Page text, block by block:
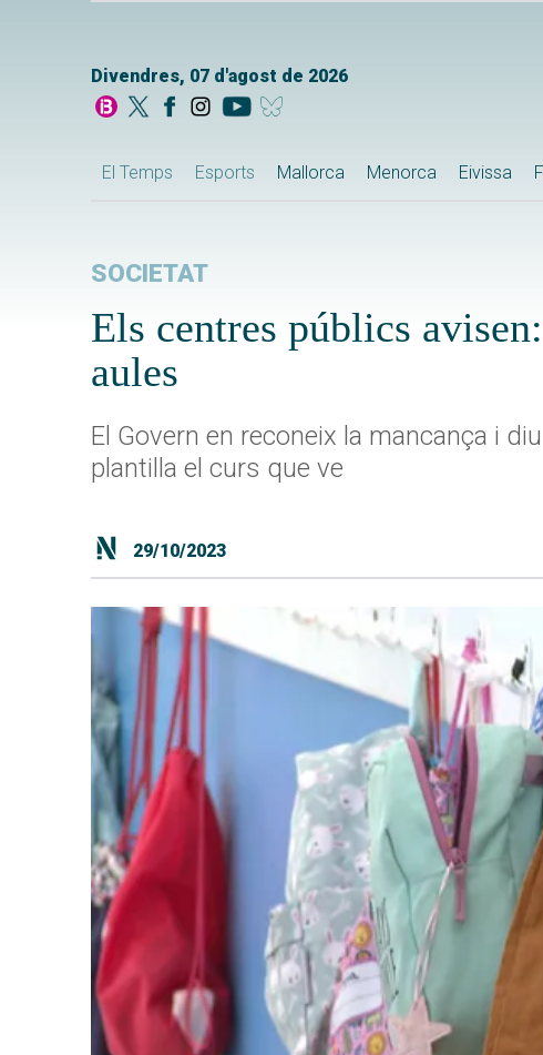
Divendres, 07 d'agost de 2026
El Temps Esports Mallorca Menorca Eivissa
SOCIETAT
Els centres públics
aules
El Govern en reconeix la mancança i
plantilla el curs que ve
29/10/2023